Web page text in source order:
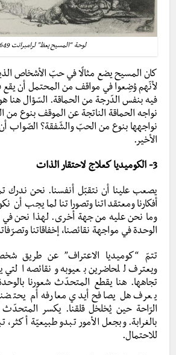
لوحة “المسيح يعظ” لرامبرانت 1649
كان المسيح يضع مثالًا في حبّ الأشخاص
لأنّهم وُضِعوا في مواقف من المحتمل أن
فيه بنفس الدّرجة من الحماقة. السّؤال هنا
نواجه الحماقة الناتجة عن الموقف بنوع من
نواجهها بنوع من الحبّ والشّفقة؟ الصّواب
الأخير.
3- الكوميديا كعلاج لاحتقار الذات
يصعب علينا أن نتقبّل أنفسنا. نحن ندرك
أفكارنا ومعتقداتنا وتصوراتنا لما يجب أن
وما نحن عليه من جهة أخرى. لهذا نحن في
الوحدة في مواجهة نقائصنا، إخفاقاتنا
تتمّ “كوميديا الاعتراف” عن طريق
ويعترف للحاضرين بعيوبه ونقائصه التي
تجاهها. هنا يقطع المتحدّث شعورنا
يعرف هل يصافح أيدي معارفه أم
الرّاحة حين يُخلخل قلقنا. يكسر المتحدّث
بالغرابة. وبجعل الأمور تبدو طبيعيّة أكثر،
للاحتمال.